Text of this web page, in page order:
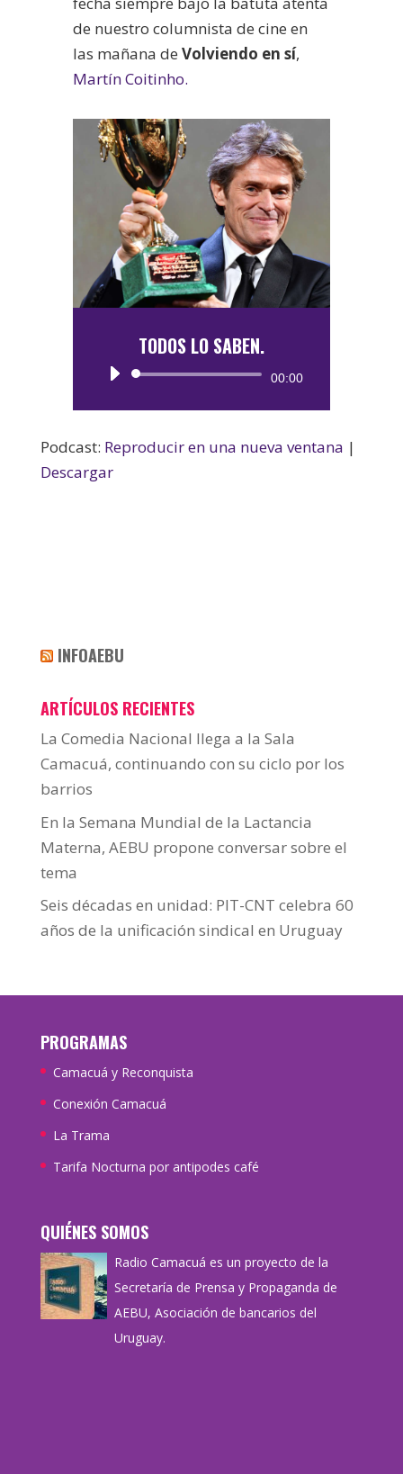
de nuestro columnista de cine en
las mañana de Volviendo en sí,
Martín Coitinho.
TODOS LO SABEN.
Reproductor
00:00
Podcast: Reproducir en una nueva ventana |
Descargar
INFOAEBU
ARTÍCULOS RECIENTES
La Comedia Nacional llega a la Sala
Camacuá, continuando con su ciclo por los
barrios
En la Semana Mundial de la Lactancia
Materna, AEBU propone conversar sobre el
tema
Seis décadas en unidad: PIT-CNT celebra 60
años de la unificación sindical en Uruguay
PROGRAMAS
Camacuá y Reconquista
Conexión Camacuá
La Trama
Tarifa Nocturna por antipodes café
QUIÉNES SOMOS
Radio Camacuá es un proyecto de la
Secretaría de Prensa y Propaganda de
AEBU, Asociación de bancarios del
Uruguay.